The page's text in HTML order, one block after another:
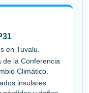
en Tuvalu.
de la Conferencia
Climático.
insulares